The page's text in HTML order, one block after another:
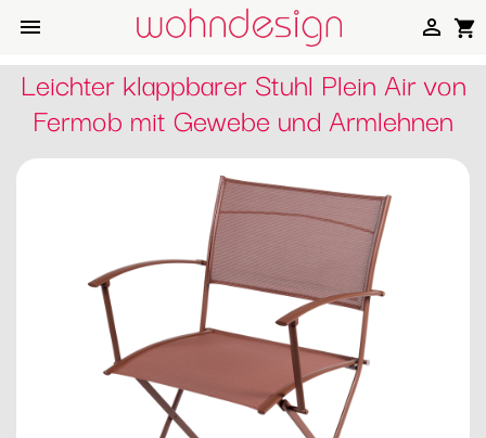
 shopping_cart

Leichter klappbarer Stuhl Plein Air von
Fermob mit Gewebe und Armlehnen